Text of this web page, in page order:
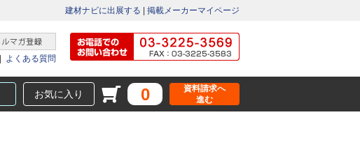
建材ナビに出展する 掲載メーカーマイページ
よくある質問
お気に入り 0
資料請求へ
進む